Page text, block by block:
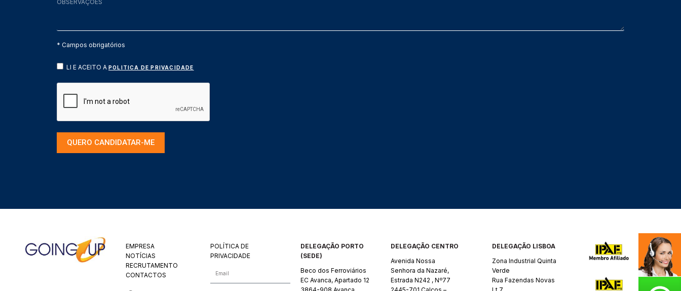
* Campos obrigatórios
LI E ACEITO A POLITICA DE PRIVACIDADE
QUERO CANDIDATAR-ME
EMPRESA
NOTÍCIAS
RECRUTAMENTO
CONTACTOS
POLÍTICA DE
PRIVACIDADE
DELEGAÇÃO PORTO
(SEDE)
Beco dos Ferroviários
EC Avanca, Apartado 12
DELEGAÇÃO CENTRO
Avenida Nossa
Senhora da Nazaré,
Estrada N242 , Nº77
DELEGAÇÃO LISBOA
Zona Industrial Quinta
Verde
Rua Fazendas Novas